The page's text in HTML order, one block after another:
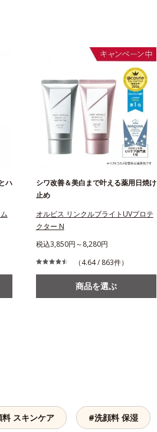
ハ
シワ改善＆美白まで叶える薬用日焼け
止め
オルビス リンクルブライトUVプロテ
クター N
税込3,850円～8,280円
（4.64 / 863件）
商品を選ぶ
スキンケア #洗顔料 保湿